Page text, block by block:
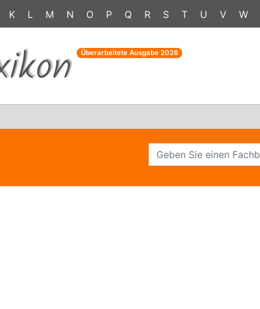
K L M N O P Q R S T U V W
Überarbeitete Ausgabe 2026